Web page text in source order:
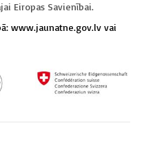
Eiropas Savienībai.
www.jaunatne.gov.lv vai